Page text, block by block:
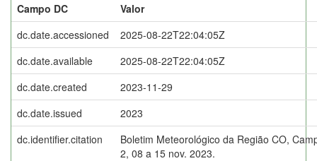
Campo DC
Valor
dc.date.accessioned
2025-08-22T22:04:05Z
dc.date.available
2025-08-22T22:04:05Z
dc.date.created
2023-11-29
dc.date.issued
2023
dc.identifier.citation
Boletim Meteorológico da Região CO,
2, 08 a 15 nov. 2023.